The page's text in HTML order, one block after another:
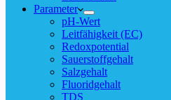
Parameter
pH-Wert
Leitfähigkeit (EC)
Redoxpotential
Sauerstoffgehalt
Salzgehalt
Fluoridgehalt
TDS